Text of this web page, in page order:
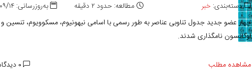
دسته‌بندی: خبر مطالعه: حدود ۲ دقیقه
به‌روزرسانی: ۱۳۹۵/۰۹/۱۴
چهار عضو جدید جدول تناوبی عناصر به طور رسمی با اسامی نیهونیوم، مسکوویوم، تنسین و
اوگانسون نامگذاری شدند.
مشاهده مطلب